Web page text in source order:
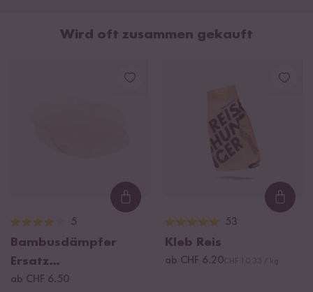
Wird oft zusammen gekauft
Loading...
5
Bambusdämpfer
Ersatz
Baumwolltücher
ab CHF 6.50
53
Kleb Reis
ab CHF 6.20